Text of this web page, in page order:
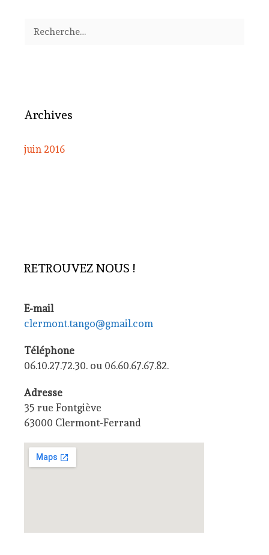
Archives
juin 2016
RETROUVEZ NOUS !
E-mail
clermont.tango@gmail.com
Téléphone
06.10.27.72.30. ou 06.60.67.67.82.
Adresse
35 rue Fontgiève
63000 Clermont-Ferrand